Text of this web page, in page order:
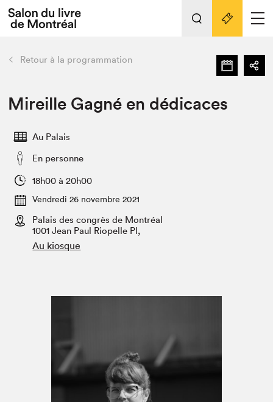
Espace médias
Espace exposant⋅e⋅s
Tout sur l'édition 2022
Actualités
Vidéos et Balados
Club de lecture Braindate
retour Nos activités
Édition 2022
Planifier sa visite
Projets partenaires 2022
Archives
Liens pratiques
Retour à la programmation
Mireille Gagné en dédicaces
Au Palais
En personne
18h00 à 20h00
Vendredi 26 novembre 2021
Palais des congrès de Montréal
1001 Jean Paul Riopelle Pl,
Au kiosque